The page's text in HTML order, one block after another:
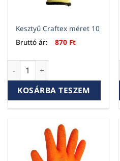
Kesztyű Craftex méret 10
Bruttó ár:
870 Ft
Kesztyű Craftex méret 10
KOSÁRBA TESZEM